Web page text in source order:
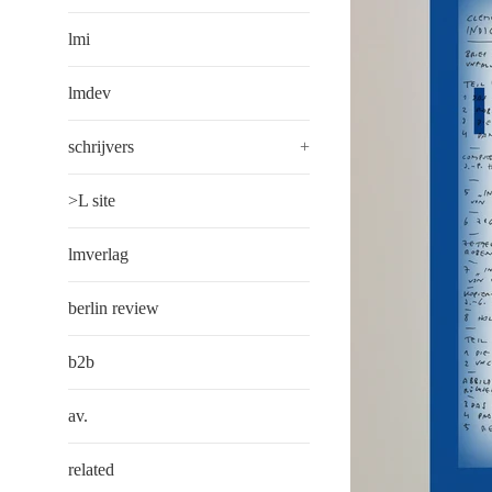
lmi
lmdev
schrijvers +
>L site
lmverlag
berlin review
b2b
av.
related